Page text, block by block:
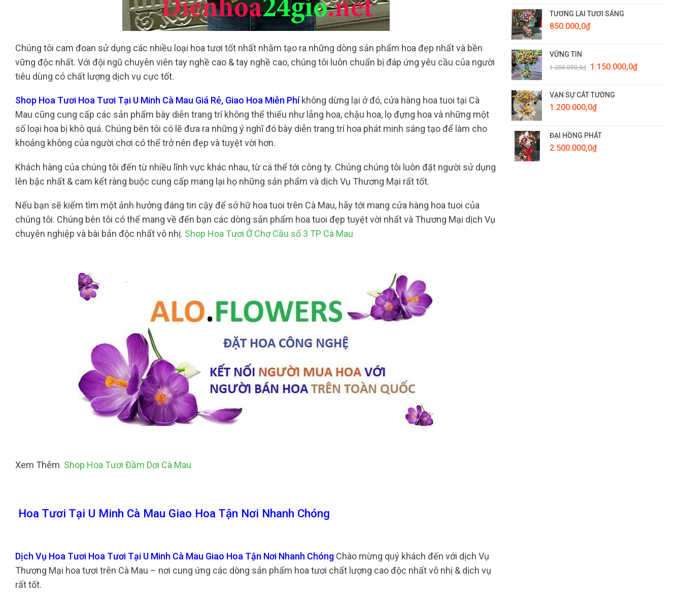
Chúng tôi cam đoan sử dụng các nhiều loại hoa tươi tốt nhất nhằm tạo ra những dòng sản phẩm hoa đẹp nhất và bền
vững độc nhất. Với đội ngũ chuyên viên tay nghề cao & tay nghề cao, chúng tôi luôn chuẩn bị đáp ứng yêu cầu của người
tiêu dùng có chất lượng dịch vụ cực tốt.
Shop Hoa Tươi Hoa Tươi Tại U Minh Cà Mau Giá Rẻ, Giao Hoa Miễn Phíkhông dừng lại ở đó, cửa hàng hoa tuoi tại Cà
Mau cũng cung cấp các sản phẩm bày diễn trang trí không thể thiếu như lẵng hoa, chậu hoa, lọ đựng hoa và những một
số loại hoa bị khô quá. Chúng bên tôi có lẽ đưa ra những ý nghĩ đó bày diễn trang trí hoa phát minh sáng tạo để làm cho
khoảng không của người chơi có thể trở nên đẹp và tuyệt vời hơn.
Khách hàng của chúng tôi đến từ nhiều lĩnh vực khác nhau, từ cá thể tới công ty. Chúng chúng tôi luôn đặt người sử dụng
lên bậc nhất & cam kết ràng buộc cung cấp mang lại họ những sản phẩm và dịch Vụ Thương Mại rất tốt.
Nếu bạn sẽ kiếm tìm một ảnh hưởng đáng tin cậy để sở hữ hoa tuoi trên Cà Mau, hãy tới mang cửa hàng hoa tuoi của
chúng tôi. Chúng bên tôi có thể mang về đến bạn các dòng sản phẩm hoa tuoi đẹp tuyệt vời nhất và Thương Mại dịch Vụ
chuyên nghiệp và bài bản độc nhất vô nhị. Shop Hoa Tươi Ở Chợ Cầu số 3 TP Cà Mau
Xem Thêm Shop Hoa Tươi Đầm Dơi Cà Mau
Hoa Tươi Tại U Minh Cà Mau Giao Hoa Tận Nơi Nhanh Chóng
Dịch Vụ Hoa Tươi Hoa Tươi Tại U Minh Cà Mau Giao Hoa Tận Nơi Nhanh Chóng Chào mừng quý khách đến với dịch Vụ
Thương Mại hoa tươi trên Cà Mau – nơi cung ứng các dòng sản phẩm hoa tươi chất lượng cao độc nhất vô nhị & dịch vụ
rất tốt.
TƯƠNG LAI TƯƠI SÁNG
850.000,0₫
VỮNG TIN
1.200.000,0₫
Giá
1.200.000,0₫.
1.150.000,0₫Giá
VẠN SỰ CÁT TƯỜNG
1.200.000,0₫
ĐẠI HỒNG PHÁT
2.500.000,0₫